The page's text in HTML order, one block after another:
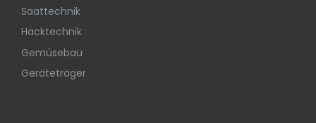
Saattechnik
Hacktechnik
Gemüsebau
Geräteträger